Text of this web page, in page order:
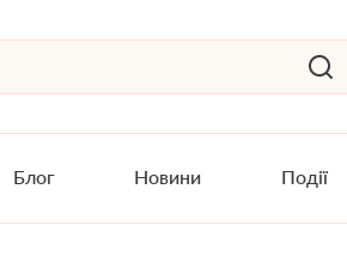
Блог Новини Події